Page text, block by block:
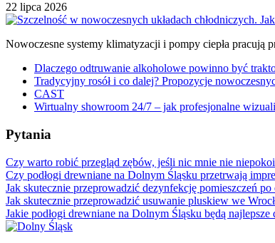
22 lipca 2026
Nowoczesne systemy klimatyzacji i pompy ciepła
Dlaczego odtruwanie alkoholowe powinno być
Tradycyjny rosół i co dalej? Propozycje
CAST
Wirtualny showroom 24/7 – jak profesjonalne
Pytania
Czy warto robić przegląd zębów, jeśli nic mnie nie
Czy podłogi drewniane na Dolnym Śląsku przetrwają
Jak skutecznie przeprowadzić dezynfekcję pomieszczeń po
Jak skutecznie przeprowadzić usuwanie pluskiew we
Jakie podłogi drewniane na Dolnym Śląsku będą najlepsze